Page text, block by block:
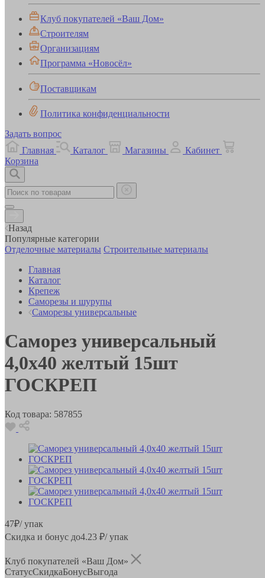
Клуб покупателей «Ваш Дом»
Строителям
Организациям
Программа «Новосёл»
Поставщикам
Политика конфиденциальности
Задать вопрос
Главная
Каталог Магазины
Кабинет
Корзина
Назад
Популярные категории
Отделочные материалы Строительные материалы
Главная
Каталог
Крепеж
Саморезы и шурупы
Саморезы универсальные
Саморез универсальный
4,0х40 желтый 15шт
ГОСКРЕП
Код товара: 587855
47₽/ упак
Скидка и бонус до4.23 ₽/ упак
Клуб покупателей «Ваш Дом»
СтатусСкидкаБонусВыгода